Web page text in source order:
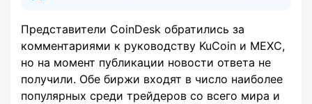
Представители CoinDesk обратились за
комментариями к руководству KuCoin и MEXC,
но на момент публикации новости ответа не
получили. Обе биржи входят в число наиболее
популярных среди трейдеров со всего мира и